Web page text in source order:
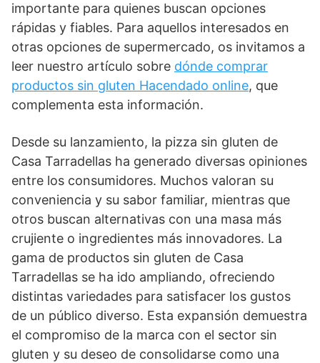
importante para quienes buscan opciones
rápidas y fiables. Para aquellos interesados en
otras opciones de supermercado, os invitamos a
leer nuestro artículo sobre dónde comprar
productos sin gluten Hacendado online, que
complementa esta información.
Desde su lanzamiento, la pizza sin gluten de
Casa Tarradellas ha generado diversas opiniones
entre los consumidores. Muchos valoran su
conveniencia y su sabor familiar, mientras que
otros buscan alternativas con una masa más
crujiente o ingredientes más innovadores. La
gama de productos sin gluten de Casa
Tarradellas se ha ido ampliando, ofreciendo
distintas variedades para satisfacer los gustos
de un público diverso. Esta expansión demuestra
el compromiso de la marca con el sector sin
gluten y su deseo de consolidarse como una